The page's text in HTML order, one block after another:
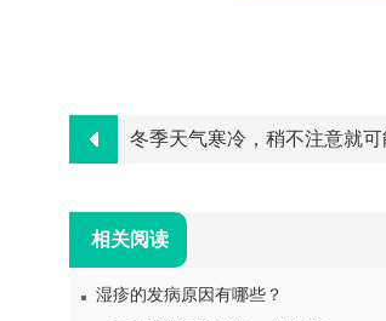
相关阅读
湿疹的发病原因有哪些？